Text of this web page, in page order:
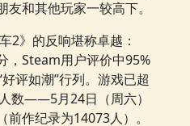
和其他玩家一较高下。
2》的反响堪称卓越：
，Steam用户评价中95%
评如潮”行列。游戏已超
数——5月24日（周六）
作纪录为14073人）。